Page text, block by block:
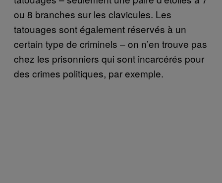
ou 8 branches sur les clavicules. Les
tatouages sont également réservés à un
certain type de criminels – on n’en trouve pas
chez les prisonniers qui sont incarcérés pour
des crimes politiques, par exemple.